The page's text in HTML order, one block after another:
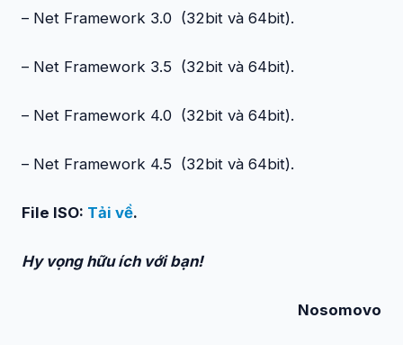
– Net Framework 3.0 (32bit và 64bit).
– Net Framework 3.5 (32bit và 64bit).
– Net Framework 4.0 (32bit và 64bit).
– Net Framework 4.5 (32bit và 64bit).
File ISO: Tải về.
Hy vọng hữu ích với bạn!
Nosomovo